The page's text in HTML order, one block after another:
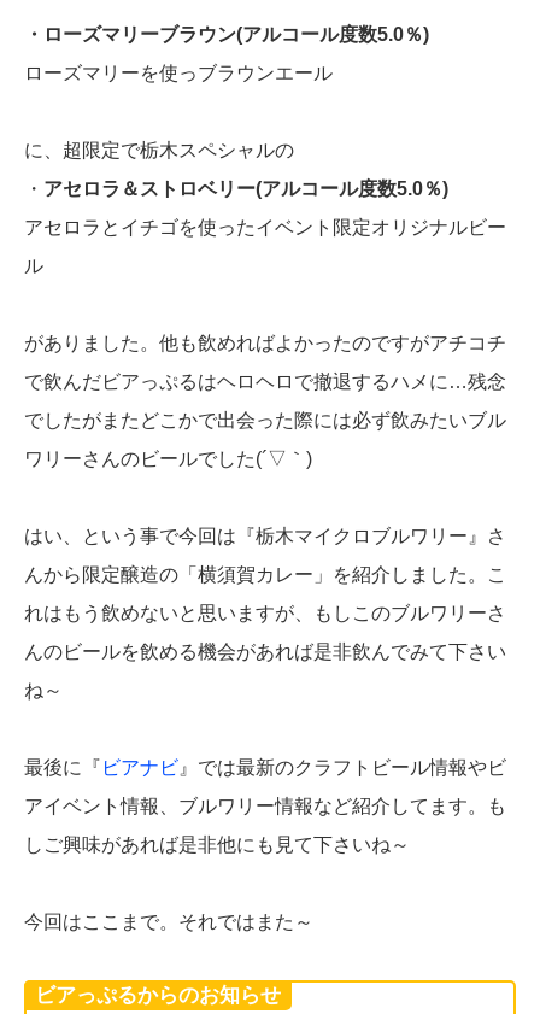
・ローズマリーブラウン(アルコール度数5.0％)
ローズマリーを使っブラウンエール
に、超限定で栃木スペシャルの
・ アセロラ＆ストロベリー(アルコール度数5.0％)
アセロラとイチゴを使ったイベント限定オリジナルビー
ル
がありました。他も飲めればよかったのですがアチコチ
で飲んだビアっぷるはヘロヘロで撤退するハメに…残念
でしたがまたどこかで出会った際には必ず飲みたいブル
ワリーさんのビールでした(´▽｀)
はい、という事で今回は『栃木マイクロブルワリー』さ
んから限定醸造の「横須賀カレー」を紹介しました。こ
れはもう飲めないと思いますが、もしこのブルワリーさ
んのビールを飲める機会があれば是非飲んでみて下さい
ね～
最後に『 ビアナビ』では最新のクラフトビール情報やビ
アイベント情報、ブルワリー情報など紹介してます。も
しご興味があれば是非他にも見て下さいね～
今回はここまで。それではまた～
ビアっぷるからのお知らせ